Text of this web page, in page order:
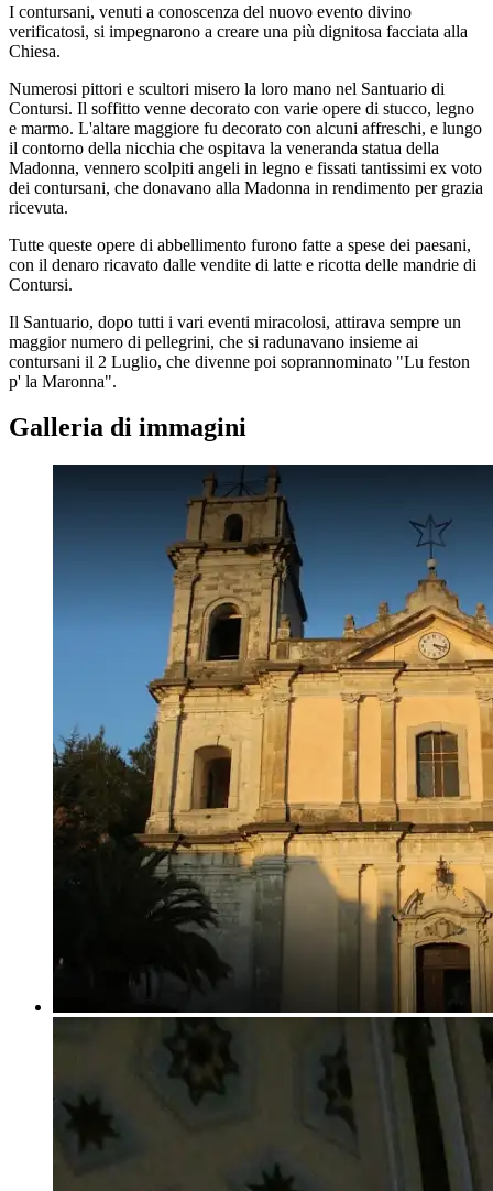
I contursani, venuti a conoscenza del nuovo evento divino
verificatosi, si impegnarono a creare una più dignitosa facciata alla
Chiesa.
Numerosi pittori e scultori misero la loro mano nel Santuario di
Contursi. Il soffitto venne decorato con varie opere di stucco, legno
e marmo. L'altare maggiore fu decorato con alcuni affreschi, e lungo
il contorno della nicchia che ospitava la veneranda statua della
Madonna, vennero scolpiti angeli in legno e fissati tantissimi ex voto
dei contursani, che donavano alla Madonna in rendimento per grazia
ricevuta.
Tutte queste opere di abbellimento furono fatte a spese dei paesani,
con il denaro ricavato dalle vendite di latte e ricotta delle mandrie di
Contursi.
Il Santuario, dopo tutti i vari eventi miracolosi, attirava sempre un
maggior numero di pellegrini, che si radunavano insieme ai
contursani il 2 Luglio, che divenne poi soprannominato "Lu feston
p' la Maronna".
Galleria di immagini